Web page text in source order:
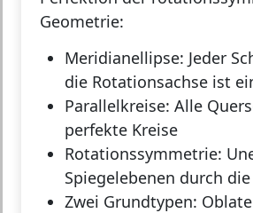
Geometrie:
Meridianellipse: Jeder
die Rotationsachse ist
Parallelkreise: Alle
perfekte Kreise
Rotationssymmetrie:
Spiegelebenen durch
Zwei Grundtypen: